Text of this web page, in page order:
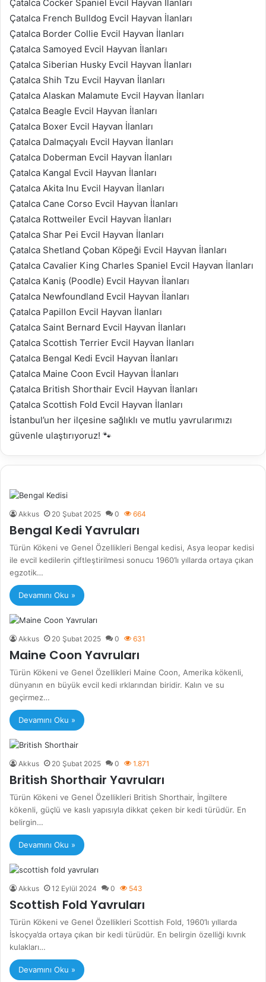
Çatalca Cocker Spaniel Evcil Hayvan İlanları
Çatalca French Bulldog Evcil Hayvan İlanları
Çatalca Border Collie Evcil Hayvan İlanları
Çatalca Samoyed Evcil Hayvan İlanları
Çatalca Siberian Husky Evcil Hayvan İlanları
Çatalca Shih Tzu Evcil Hayvan İlanları
Çatalca Alaskan Malamute Evcil Hayvan İlanları
Çatalca Beagle Evcil Hayvan İlanları
Çatalca Boxer Evcil Hayvan İlanları
Çatalca Dalmaçyalı Evcil Hayvan İlanları
Çatalca Doberman Evcil Hayvan İlanları
Çatalca Kangal Evcil Hayvan İlanları
Çatalca Akita Inu Evcil Hayvan İlanları
Çatalca Cane Corso Evcil Hayvan İlanları
Çatalca Rottweiler Evcil Hayvan İlanları
Çatalca Shar Pei Evcil Hayvan İlanları
Çatalca Shetland Çoban Köpeği Evcil Hayvan İlanları
Çatalca Cavalier King Charles Spaniel Evcil Hayvan İlanları
Çatalca Kaniş (Poodle) Evcil Hayvan İlanları
Çatalca Newfoundland Evcil Hayvan İlanları
Çatalca Papillon Evcil Hayvan İlanları
Çatalca Saint Bernard Evcil Hayvan İlanları
Çatalca Scottish Terrier Evcil Hayvan İlanları
Çatalca Bengal Kedi Evcil Hayvan İlanları
Çatalca Maine Coon Evcil Hayvan İlanları
Çatalca British Shorthair Evcil Hayvan İlanları
Çatalca Scottish Fold Evcil Hayvan İlanları
İstanbul’un her ilçesine sağlıklı ve mutlu yavrularımızı
güvenle ulaştırıyoruz! 🐾
Akkus 20 Şubat 2025 0 664
Bengal Kedi Yavruları
Türün Kökeni ve Genel Özellikleri Bengal kedisi, Asya leopar kedisi
ile evcil kedilerin çiftleştirilmesi sonucu 1960’lı yıllarda ortaya çıkan
egzotik…
Devamını Oku »
Akkus 20 Şubat 2025 0 631
Maine Coon Yavruları
Türün Kökeni ve Genel Özellikleri Maine Coon, Amerika kökenli,
dünyanın en büyük evcil kedi ırklarından biridir. Kalın ve su
geçirmez…
Devamını Oku »
Akkus 20 Şubat 2025 0 1.871
British Shorthair Yavruları
Türün Kökeni ve Genel Özellikleri British Shorthair, İngiltere
kökenli, güçlü ve kaslı yapısıyla dikkat çeken bir kedi türüdür. En
belirgin…
Devamını Oku »
Akkus 12 Eylül 2024 0 543
Scottish Fold Yavruları
Türün Kökeni ve Genel Özellikleri Scottish Fold, 1960’lı yıllarda
İskoçya’da ortaya çıkan bir kedi türüdür. En belirgin özelliği kıvrık
kulakları…
Devamını Oku »